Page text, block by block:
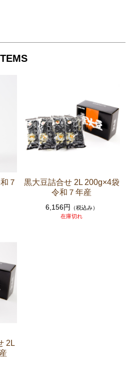
７
黒大豆詰合せ 2L 200g×4袋
令和７年産
6,156円
（税込み）
在庫切れ
2L